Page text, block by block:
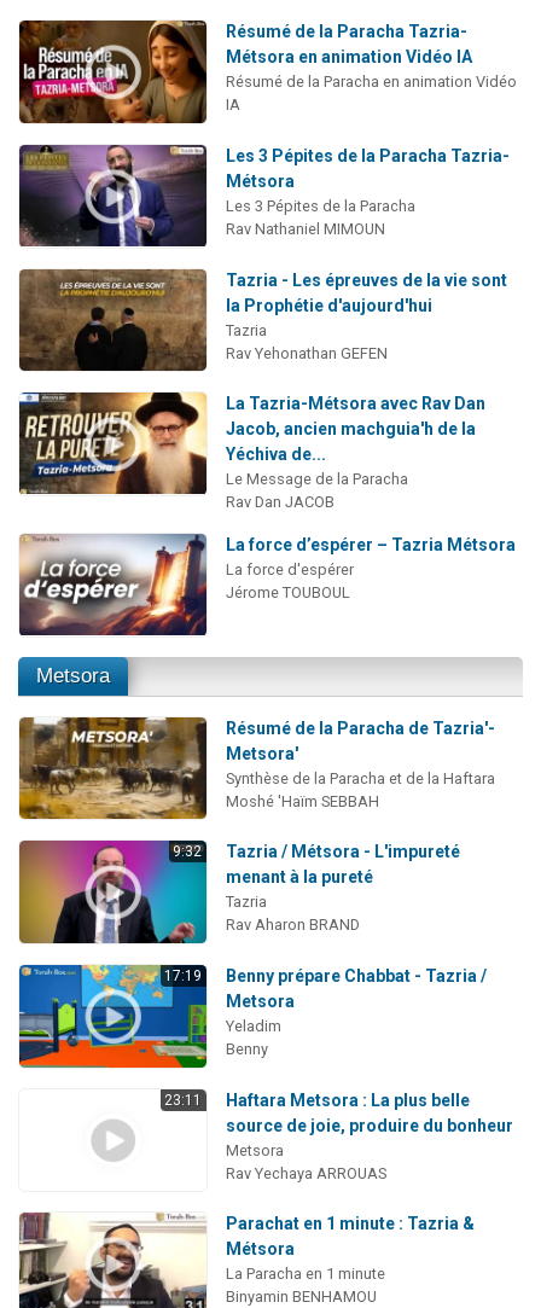
Résumé de la Paracha Tazria-
Métsora en animation Vidéo IA
Résumé de la Paracha en animation Vidéo
IA
Les 3 Pépites de la Paracha Tazria-
Métsora
Les 3 Pépites de la Paracha
Rav Nathaniel MIMOUN
Tazria - Les épreuves de la vie sont
la Prophétie d'aujourd'hui
Tazria
Rav Yehonathan GEFEN
La Tazria-Métsora avec Rav Dan
Jacob, ancien machguia'h de la
Yéchiva de...
Le Message de la Paracha
Rav Dan JACOB
La force d’espérer – Tazria Métsora
La force d'espérer
Jérome TOUBOUL
Metsora
Résumé de la Paracha de Tazria'-
Metsora'
Synthèse de la Paracha et de la Haftara
Moshé 'Haïm SEBBAH
9:32
Tazria / Métsora - L'impureté
menant à la pureté
Tazria
Rav Aharon BRAND
17:19
Benny prépare Chabbat - Tazria /
Metsora
Yeladim
Benny
23:11
Haftara Metsora : La plus belle
source de joie, produire du bonheur
Metsora
Rav Yechaya ARROUAS
Parachat en 1 minute : Tazria &
Métsora
La Paracha en 1 minute
Binyamin BENHAMOU